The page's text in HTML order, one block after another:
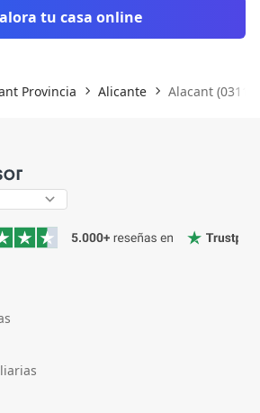
tu casa online
Provincia Alicante Alacant (03113)